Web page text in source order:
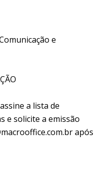
e
a lista de
e solicite a emissão
após